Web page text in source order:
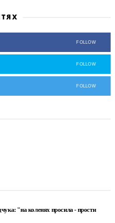
FOLLOW
FOLLOW
FOLLOW
"на коленях просила - прости